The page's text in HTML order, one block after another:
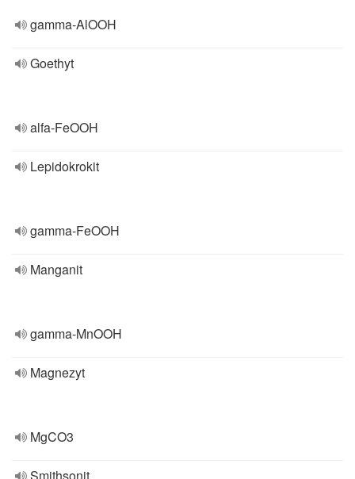
gamma-AlOOH
Goethyt
alfa-FeOOH
Lepidokrokit
gamma-FeOOH
Manganit
gamma-MnOOH
Magnezyt
MgCO3